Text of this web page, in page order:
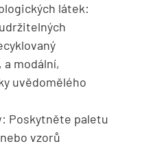
látek:
modální,
uvědomělého
Poskytněte paletu
vzorů